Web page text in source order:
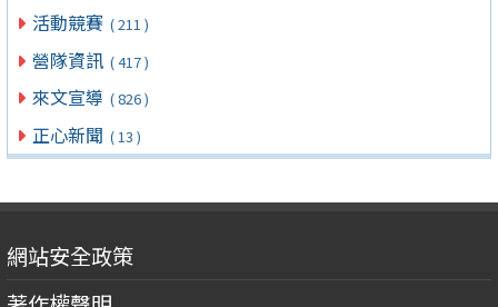
活動競賽 ( 211 )
營隊資訊 ( 417 )
來文宣導 ( 826 )
正心新聞 ( 13 )
網站安全政策